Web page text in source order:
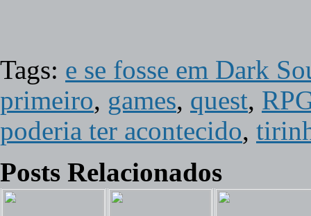
Tags: e se fosse em Dark
primeiro, games, quest,
poderia ter acontecido,
Posts Relacionados